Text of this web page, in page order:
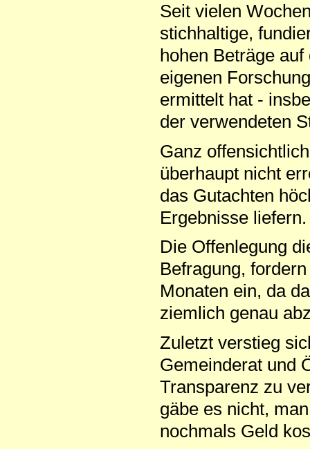
Seit vielen
stichhaltige,
hohen Beträge
eigenen
ermittelt hat -
der verwendeten
Ganz
überhaupt nicht
das Gutachten
Ergebnisse liefern.
Die Offenlegung
Befragung,
Monaten ein, da
ziemlich genau
Zuletzt verstieg
Gemeinderat und
Transparenz zu
gäbe es nicht,
nochmals Geld